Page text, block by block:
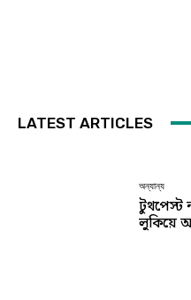
LATEST ARTICLES
অন্যান্য
টুথপেস্ট
লুকিয়ে